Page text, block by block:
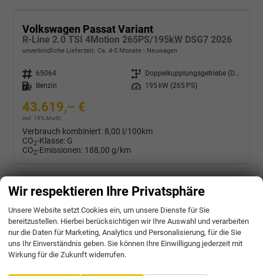
Volkswagen Passat Variant
R-Line 2.0 TSI 4Motion 265PS/195kW DSG7 2026
unverbindliche Lieferzeit: Ca. 4-5 Monate Neuwagen
Fahrzeugnr. 65064 Getriebe
Doppelkupplungsgetriebe (DSG)
Kraftstoff
Benzin Leistung 195 kW (265 PS)
43.619,– €
incl. 19% MwSt.
Verbrauch kombiniert: 8,00 l/100km
CO2-Klasse: G
CO2-Emissionen: 188,00 g/km
Volkswagen Passat Variant
unverbindliche Lieferzeit:4 Wochen Neuwagen mit Kurzzeitzulassung
Fahrzeugnr. 58303 Getriebe
Doppelkupplungsgetriebe (DSG)
Kraftstoff
Diesel
Wir respektieren Ihre Privatsphäre
Unsere Website setzt Cookies ein, um unsere Dienste für Sie
bereitzustellen. Hierbei berücksichtigen wir Ihre Auswahl und verarbeiten
nur die Daten für Marketing, Analytics und Personalisierung, für die Sie
uns Ihr Einverständnis geben. Sie können Ihre Einwilligung jederzeit mit
Wirkung für die Zukunft widerrufen.